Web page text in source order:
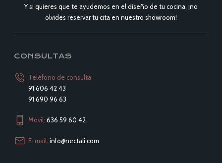
Y si quieres que te ayudemos en el diseño de tu cocina, ¡no
olvides reservar tu cita en nuestro showroom!
CONSULTAS
Teléfono de consulta:
91 606 42 43
91 690 96 63
Móvil: 636 59 60 42
E-mail: info@nectali.com